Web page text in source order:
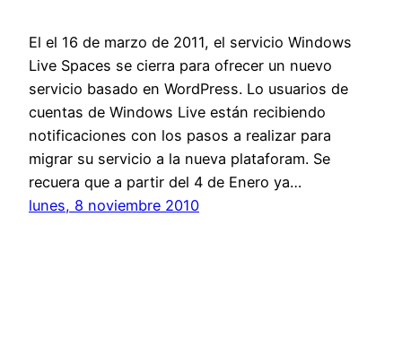
El el 16 de marzo de 2011, el servicio Windows
Live Spaces se cierra para ofrecer un nuevo
servicio basado en WordPress. Lo usuarios de
cuentas de Windows Live están recibiendo
notificaciones con los pasos a realizar para
migrar su servicio a la nueva plataforam. Se
recuera que a partir del 4 de Enero ya…
lunes, 8 noviembre 2010